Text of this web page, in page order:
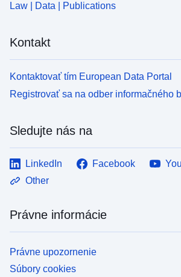
Law | Data | Publications
Kontakt
Kontaktovať tím European Data Portal
Registrovať sa na odber informačného
Sledujte nás na
LinkedIn Facebook
Other
Právne informácie
Právne upozornenie
Súbory cookies